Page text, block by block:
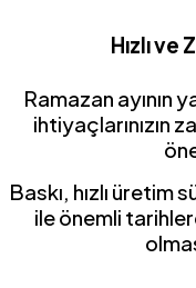
Hızlı ve
Ramazan ayının
ihtiyaçlarınızın
Baskı, hızlı üretim
ile önemli